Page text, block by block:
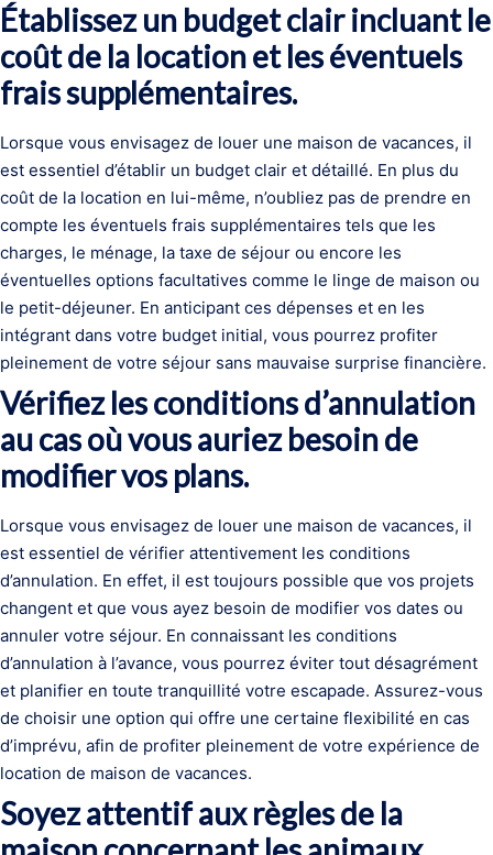
Établissez un budget clair incluant le
coût de la location et les éventuels
frais supplémentaires.
Lorsque vous envisagez de louer une maison de vacances, il
est essentiel d’établir un budget clair et détaillé. En plus du
coût de la location en lui-même, n’oubliez pas de prendre en
compte les éventuels frais supplémentaires tels que les
charges, le ménage, la taxe de séjour ou encore les
éventuelles options facultatives comme le linge de maison ou
le petit-déjeuner. En anticipant ces dépenses et en les
intégrant dans votre budget initial, vous pourrez profiter
pleinement de votre séjour sans mauvaise surprise financière.
Vérifiez les conditions d’annulation
au cas où vous auriez besoin de
modifier vos plans.
Lorsque vous envisagez de louer une maison de vacances, il
est essentiel de vérifier attentivement les conditions
d’annulation. En effet, il est toujours possible que vos projets
changent et que vous ayez besoin de modifier vos dates ou
annuler votre séjour. En connaissant les conditions
d’annulation à l’avance, vous pourrez éviter tout désagrément
et planifier en toute tranquillité votre escapade. Assurez-vous
de choisir une option qui offre une certaine flexibilité en cas
d’imprévu, afin de profiter pleinement de votre expérience de
location de maison de vacances.
Soyez attentif aux règles de la